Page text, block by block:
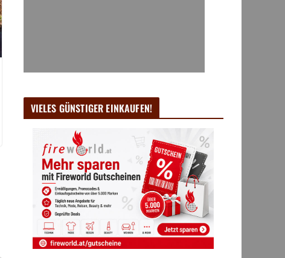
VIELES GÜNSTIGER EINKAUFEN!